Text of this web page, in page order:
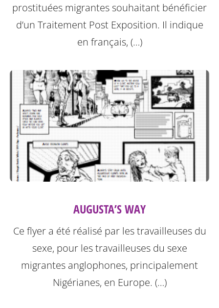
prostituées migrantes souhaitant bénéficier
d’un Traitement Post Exposition. Il indique
en français, (…)
AUGUSTA’S WAY
Ce flyer a été réalisé par les travailleuses du
sexe, pour les travailleuses du sexe
migrantes anglophones, principalement
Nigérianes, en Europe. (…)